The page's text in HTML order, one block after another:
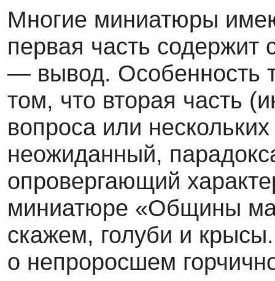
Многие миниатюры
первая часть содержит
— вывод. Особенность
том, что вторая часть
вопроса или
неожиданный,
опровергающий
миниатюре «Общины
скажем, голуби и
о непроросшем